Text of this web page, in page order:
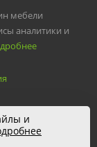
мебели
аналитики и
и